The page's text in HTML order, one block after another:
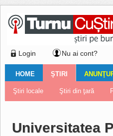
Login Nu ai cont?
HOME
Ştiri locale Turnaţi aici!
ŞTIRI
Ştiri locale Ştiri din ţară
Imobiliare Auto Închirieri
Galerii Foto Galerii video
Comentariul zilei
Universitatea